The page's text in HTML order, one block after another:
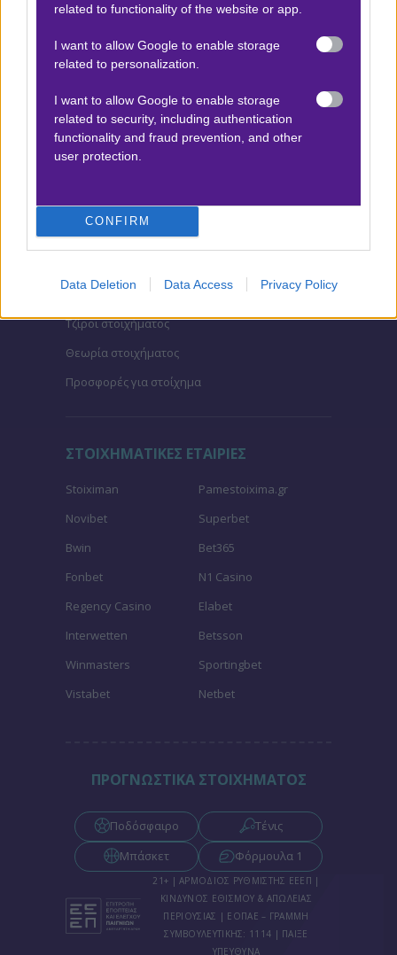
related to functionality of the website or app.
I want to allow Google to enable storage
related to personalization.
I want to allow Google to enable storage
related to security, including authentication
functionality and fraud prevention, and other
user protection.
CONFIRM
Data Deletion Data Access Privacy Policy
Βαθμολογίες Γαλλίας-League 1
Κουπόνι στοιχήματος ΟΠΑΠ
To bet builder της ημέρας
Ενισχυμένες Αποδόσεις
Μακροχρόνια Στοιχήματα
Μακροχρόνια Στοιχήματα – Ελλάδα
Τζίροι στοιχήματος
Θεωρία στοιχήματος
Προσφορές για στοίχημα
ΣΤΟΙΧΗΜΑΤΙΚΕΣ ΕΤΑΙΡΙΕΣ
Stoiximan
Pamestoixima.gr
Novibet
Superbet
Bwin
Bet365
Fonbet
N1 Casino
Regency Casino
Elabet
Interwetten
Betsson
Winmasters
Sportingbet
Vistabet
Netbet
ΠΡΟΓΝΩΣΤΙΚΑ ΣΤΟΙΧΗΜΑΤΟΣ
Ποδόσφαιρο
Τένις
Μπάσκετ
Φόρμουλα 1
21+ | ΑΡΜΟΔΙΟΣ ΡΥΘΜΙΣΤΗΣ ΕΕΕΠ |
ΚΙΝΔΥΝΟΣ ΕΘΙΣΜΟΥ & ΑΠΩΛΕΙΑΣ
ΠΕΡΙΟΥΣΙΑΣ | ΕΟΠΑΕ – ΓΡΑΜΜΗ
ΣΥΜΒΟΥΛΕΥΤΙΚΗΣ: 1114 | ΠΑΙΞΕ
ΥΠΕΥΘΥΝΑ